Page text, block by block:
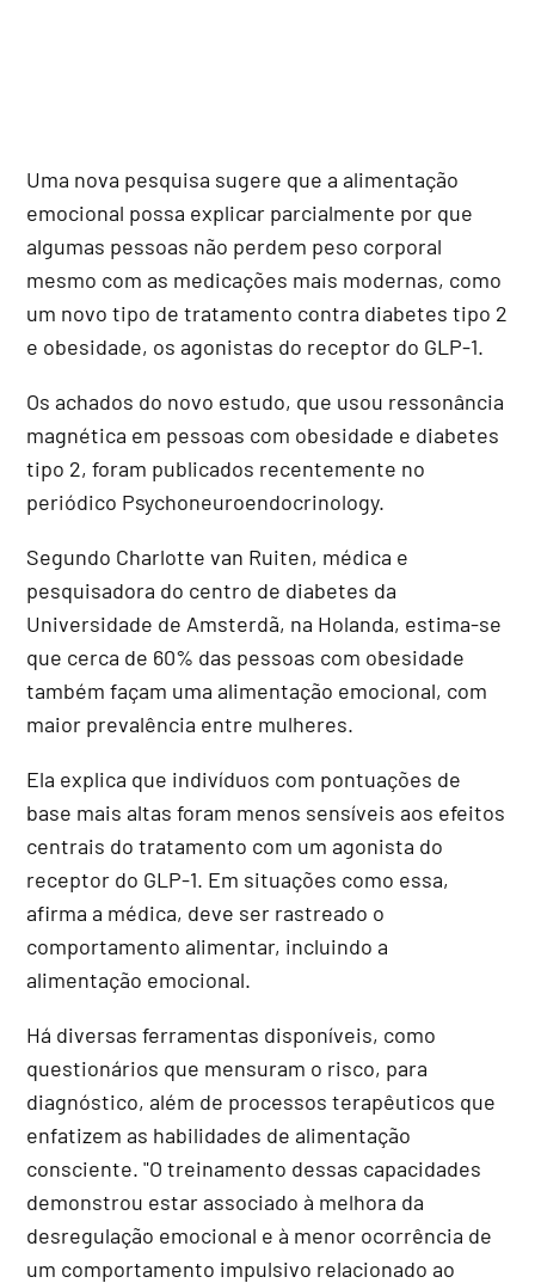
Uma nova pesquisa sugere que a alimentação
emocional possa explicar parcialmente por que
algumas pessoas não perdem peso corporal
mesmo com as medicações mais modernas, como
um novo tipo de tratamento contra diabetes tipo 2
e obesidade, os agonistas do receptor do GLP-1.
Os achados do novo estudo, que usou ressonância
magnética em pessoas com obesidade e diabetes
tipo 2, foram publicados recentemente no
periódico Psychoneuroendocrinology.
Segundo Charlotte van Ruiten, médica e
pesquisadora do centro de diabetes da
Universidade de Amsterdã, na Holanda, estima-se
que cerca de 60% das pessoas com obesidade
também façam uma alimentação emocional, com
maior prevalência entre mulheres.
Ela explica que indivíduos com pontuações de
base mais altas foram menos sensíveis aos efeitos
centrais do tratamento com um agonista do
receptor do GLP-1. Em situações como essa,
afirma a médica, deve ser rastreado o
comportamento alimentar, incluindo a
alimentação emocional.
Há diversas ferramentas disponíveis, como
questionários que mensuram o risco, para
diagnóstico, além de processos terapêuticos que
enfatizem as habilidades de alimentação
consciente. "O treinamento dessas capacidades
demonstrou estar associado à melhora da
desregulação emocional e à menor ocorrência de
um comportamento impulsivo relacionado ao